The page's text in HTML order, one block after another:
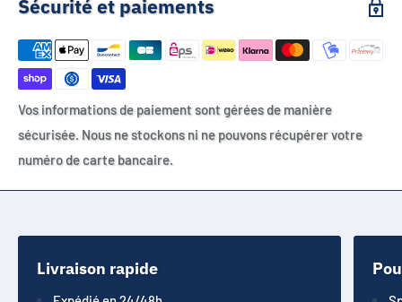
Sécurité et paiements
Vos informations de paiement sont gérées de manière
sécurisée. Nous ne stockons ni ne pouvons récupérer votre
numéro de carte bancaire.
Livraison rapide